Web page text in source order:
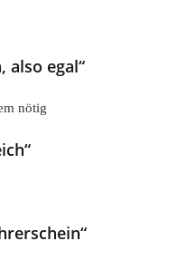
also egal“
nötig